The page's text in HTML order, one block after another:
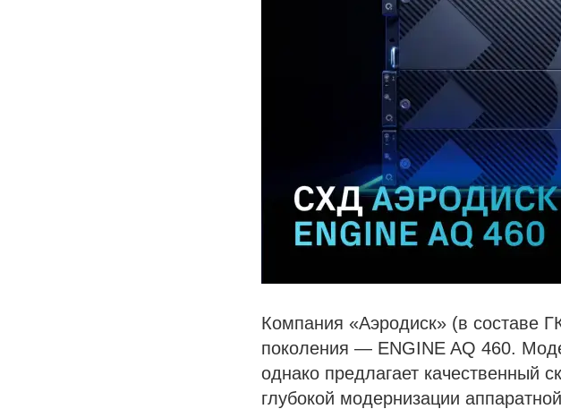
Компания «Аэродиск» (в составе
поколения — ENGINE AQ 460.
однако предлагает качественный
глубокой модернизации